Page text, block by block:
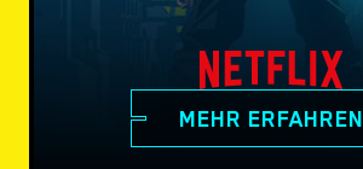
MEHR ERFAHREN